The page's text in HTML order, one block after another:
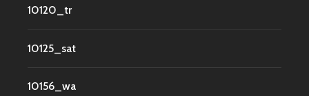
10120_tr
10125_sat
10156_wa